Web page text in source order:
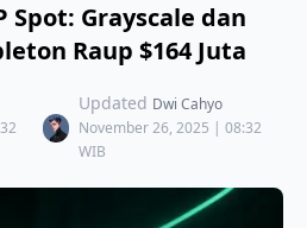
Spot: Grayscale dan
Raup $164 Juta
Updated Dwi Cahyo
November 26, 2025 | 08:32
WIB